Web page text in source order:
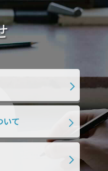
2020年8月
2020年5月
2020年2月
いて